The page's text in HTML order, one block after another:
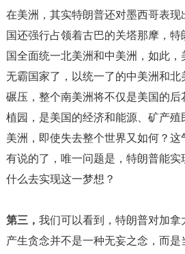
在美洲，其实特朗普还对墨西哥表现
国还强行占领着古巴的关塔那摩，
国全面统一北美洲和中美洲，如此
无霸国家了，以统一了的中美洲和
碾压，整个南美洲将不仅是美国的后
植园，是美国的经济和能源、矿产殖
美洲，即使失去整个世界又如何？
有说的了，唯一问题是，特朗普能实
什么去实现这一梦想？
第三， 我们可以看到，特朗普对加拿
产生贪念并不是一种无妄之念，而